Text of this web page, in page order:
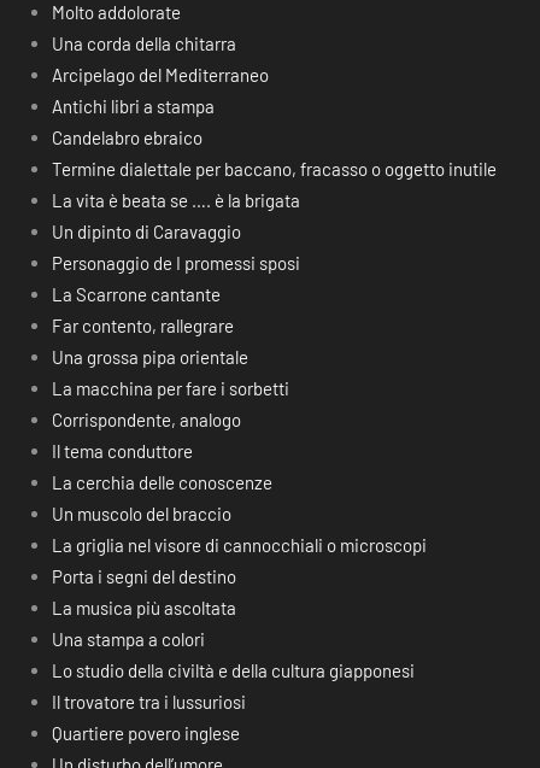
Molto addolorate
Una corda della chitarra
Arcipelago del Mediterraneo
Antichi libri a stampa
Candelabro ebraico
Termine dialettale per baccano, fracasso o oggetto inutile
La vita è beata se …. è la brigata
Un dipinto di Caravaggio
Personaggio de I promessi sposi
La Scarrone cantante
Far contento, rallegrare
Una grossa pipa orientale
La macchina per fare i sorbetti
Corrispondente, analogo
Il tema conduttore
La cerchia delle conoscenze
Un muscolo del braccio
La griglia nel visore di cannocchiali o microscopi
Porta i segni del destino
La musica più ascoltata
Una stampa a colori
Lo studio della civiltà e della cultura giapponesi
Il trovatore tra i lussuriosi
Quartiere povero inglese